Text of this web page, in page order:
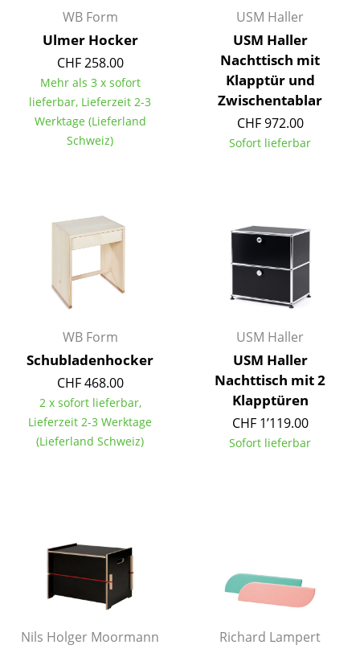
Sekretäre & PC-Tische
Konferenztische
Stehtische & Stehpulte
Kindertische
Gartentische
... alle Tische
Aufbewahren
Regale & Schränke
Bücherregale
Wandregale
Sideboards & Kommoden
TV Möbel
Kleinaufbewahrung
Einzelteile
... alle Aufbewahrungsmöbel
WB Form
Ulmer Hocker
CHF 258.00
Mehr als 3 x sofort
lieferbar, Lieferzeit 2-3
Werktage (Lieferland
Schweiz)
USM Haller
USM Haller
Nachttisch mit
Klapptür und
Zwischentablar
CHF 972.00
Sofort lieferbar
WB Form
Schubladenhocker
CHF 468.00
2 x sofort lieferbar,
Lieferzeit 2-3 Werktage
(Lieferland Schweiz)
USM Haller
USM Haller
Nachttisch mit 2
Klapptüren
CHF 1’119.00
Sofort lieferbar
Nils Holger Moormann Richard Lampert